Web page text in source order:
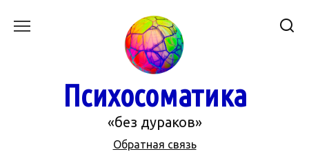
Психосоматика
«без дураков»
Обратная связь